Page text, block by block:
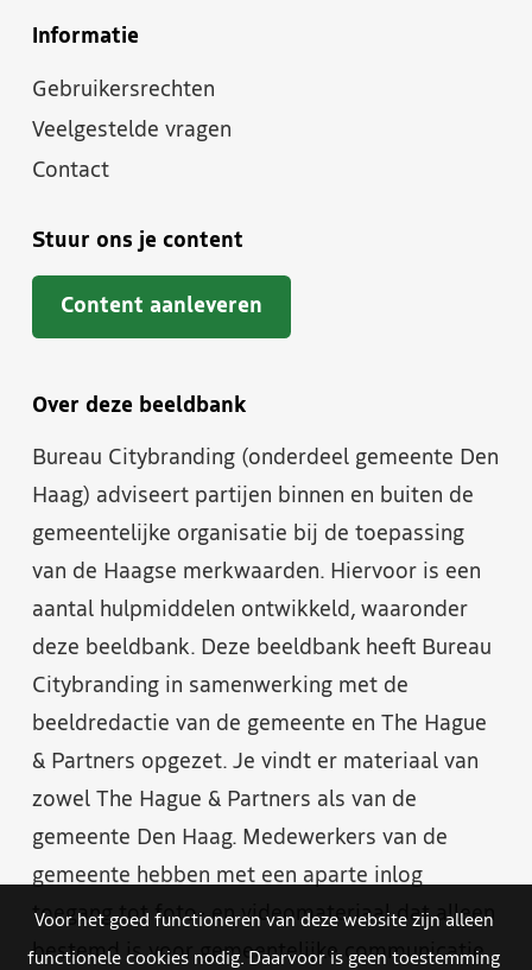
Informatie
Gebruikersrechten
Veelgestelde vragen
Contact
Stuur ons je content
Content aanleveren
Over deze beeldbank
Bureau Citybranding (onderdeel gemeente Den
Haag) adviseert partijen binnen en buiten de
gemeentelijke organisatie bij de toepassing
van de Haagse merkwaarden. Hiervoor is een
aantal hulpmiddelen ontwikkeld, waaronder
deze beeldbank. Deze beeldbank heeft Bureau
Citybranding in samenwerking met de
beeldredactie van de gemeente en The Hague
& Partners opgezet. Je vindt er materiaal van
zowel The Hague & Partners als van de
gemeente Den Haag. Medewerkers van de
gemeente hebben met een aparte inlog
toegang tot foto- en videomateriaal dat alleen
bestemd is voor gemeentelijke communicatie.
Voor het goed functioneren van deze website zijn alleen
functionele cookies nodig. Daarvoor is geen toestemming